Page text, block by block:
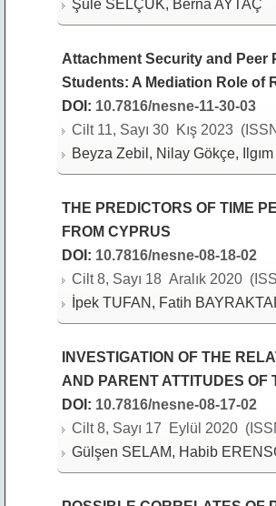
Şule SELÇUK, Berna AYTAÇ
Attachment Security and
Students: A Mediation Role of
DOI: 10.7816/nesne-11-30-03
Cilt 11, Sayı 30 Kış 2023
Beyza Zebil, Nilay Gökçe,
THE PREDICTORS OF TIME
FROM CYPRUS
DOI: 10.7816/nesne-08-18-02
Cilt 8, Sayı 18 Aralık 2020
İpek TUFAN, Fatih
INVESTIGATION OF THE
AND PARENT ATTITUDES OF
DOI: 10.7816/nesne-08-17-02
Cilt 8, Sayı 17 Eylül 2020
Gülşen SELAM, Habib